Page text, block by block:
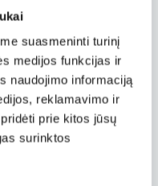
suasmeninti turinį
medijos funkcijas ir
naudojimo informaciją
reklamavimo ir
prie kitos jūsų
surinktos
paplūdimiai,
Tačiau ir
besidomintys
ką veikti: saloje
ir antikinių
laikus, kai
prekybos
tėvo Hipokrato